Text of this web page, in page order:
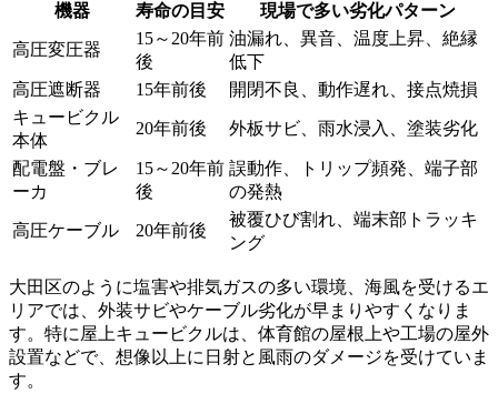
機器 寿命の目安 現場で多い劣化パターン
高圧変圧器
15～20年前
後
油漏れ、異音、温度上昇、絶縁
低下
高圧遮断器
15年前後
開閉不良、動作遅れ、接点焼損
キュービクル
本体
20年前後 外板サビ、雨水浸入、塗装劣化
配電盤・ブレ
ーカ
15～20年前
後
誤動作、トリップ頻発、端子部
の発熱
高圧ケーブル 20年前後
被覆ひび割れ、端末部トラッキ
ング
大田区のように塩害や排気ガスの多い環境、海風を受けるエ
リアでは、外装サビやケーブル劣化が早まりやすくなりま
す。特に屋上キュービクルは、体育館の屋根上や工場の屋外
設置などで、想像以上に日射と風雨のダメージを受けていま
す。